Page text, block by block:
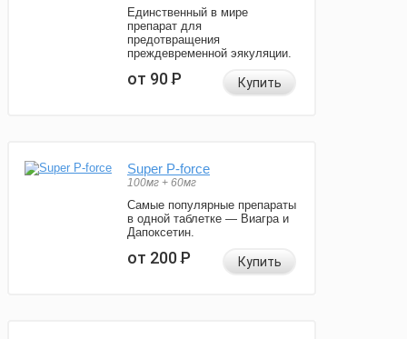
Единственный в мире
препарат для
предотвращения
преждевременной эякуляции.
от 90Р Купить
Super P-force
100мг + 60мг
Самые популярные препараты
в одной таблетке — Виагра и
Дапоксетин.
от 200Р Купить